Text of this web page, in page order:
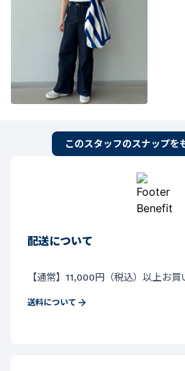
このスタッフのスナップを
配送について
【通常】11,000円（税込）以上お
送料について